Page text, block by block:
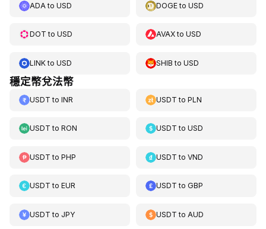
ADA to USD DOGEtoUSD
DOT to USD AVAXtoUSD
LINKto USD SHIB toUSD
穩定幣兌法幣
USDT to INR USDT toPLN
USDT to RON USDT toUSD
USDT to PHP USDT toVND
USDT to EUR USDT toGBP
USDT to JPY USDT to AUD